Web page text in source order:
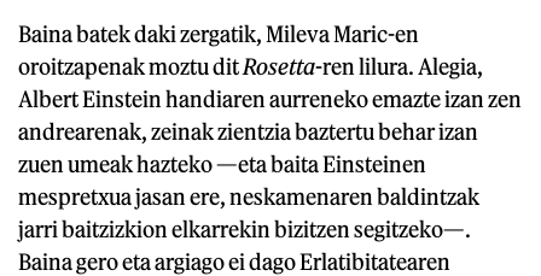
Baina batek daki zergatik, Mileva Maric-en
oroitzapenak moztu ditRosetta-ren lilura. Alegia,
Albert Einstein handiaren aurreneko emazte izan zen
andrearenak, zeinak zientzia baztertu behar izan
zuen umeak hazteko —eta baita Einsteinen
mespretxua jasan ere, neskamenaren baldintzak
jarri baitzizkion elkarrekin bizitzen segitzeko—.
Baina gero eta argiago ei dago Erlatibitatearen